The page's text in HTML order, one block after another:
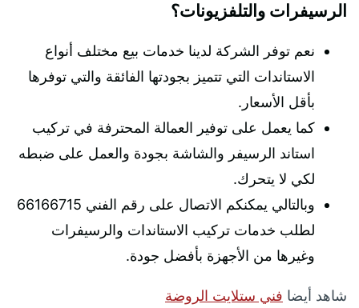
الرسيفرات والتلفزيونات؟
نعم توفر الشركة لدينا خدمات بيع مختلف أنواع
الاستاندات التي تتميز بجودتها الفائقة والتي توفرها
بأقل الأسعار.
كما يعمل على توفير العمالة المحترفة في تركيب
استاند الرسيفر والشاشة بجودة والعمل على ضبطه
لكي لا يتحرك.
وبالتالي يمكنكم الاتصال على رقم الفني 66166715
لطلب خدمات تركيب الاستاندات والرسيفرات
وغيرها من الأجهزة بأفضل جودة.
شاهد أيضا فني ستلايت الروضة